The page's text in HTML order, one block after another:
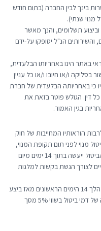
בינך לבין החברה (בתום חודש
שנתי).
תשלומים, והנך מאשר
והשירותים הנ"ל יסופקו על-ידם
באתר הינו באחריותו הבלעדית,
ו/או חיובו ו/או כל עניין
כי באחריותה הבלעדית של חברת
דין. הגולש פוטר בזאת את
בגין האמור.
הוראותיו המחייבות של חוק
מקרה של ביטול מנוי לפני תום תקופת המנוי,
לא תהיה זכאי להחזר כספי כלשהו, אלא אם הביטול ייעשה בתוך 14 ימים מיום
לצורך הגשת בקשות למלגות
במידה ויבחר המשתמש לבטל את השירות במהלך 14 הימים הראשונים מאז ביצע
תשלום, יוענק החזר על התשלום לאחר הורדה של דמי ביטול בשווי 5% מסך